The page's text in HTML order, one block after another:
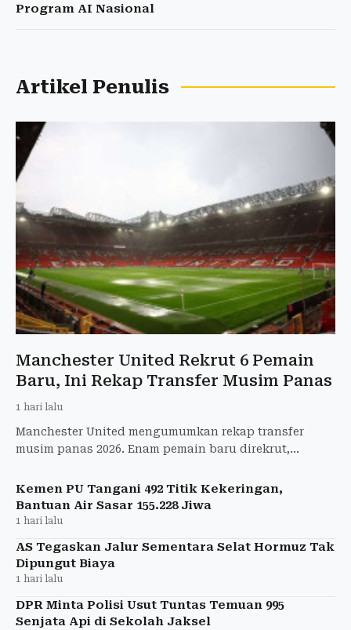
Program AI Nasional
Artikel Penulis
Manchester United Rekrut 6 Pemain
Baru, Ini Rekap Transfer Musim Panas
1 hari lalu
Manchester United mengumumkan rekap transfer
musim panas 2026. Enam pemain baru direkrut,
Kemen PU Tangani 492 Titik Kekeringan,
Bantuan Air Sasar 155.228 Jiwa
1 hari lalu
AS Tegaskan Jalur Sementara Selat Hormuz Tak
Dipungut Biaya
1 hari lalu
DPR Minta Polisi Usut Tuntas Temuan 995
Senjata Api di Sekolah Jaksel